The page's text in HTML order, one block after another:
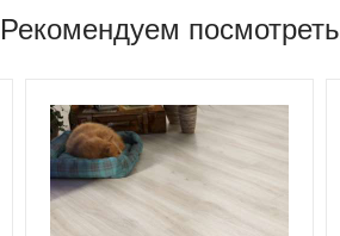
Рекомендуем посмотреть